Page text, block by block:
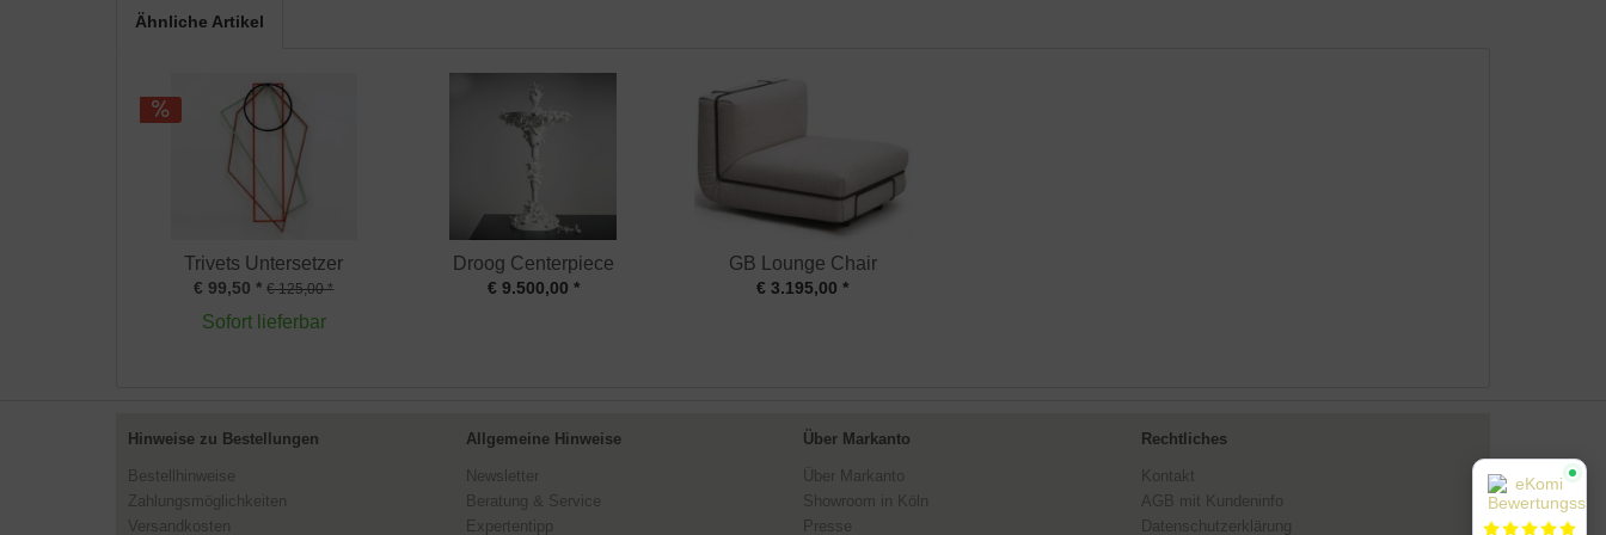
Ähnliche Artikel
Trivets Untersetzer
€ 99,50 * € 125,00 *
Sofort lieferbar
Droog Centerpiece
€ 9.500,00 *
GB Lounge Chair
€ 3.195,00 *
Hinweise zu Bestellungen
Bestellhinweise
Zahlungsmöglichkeiten
Versandkosten
Allgemeine Hinweise
Newsletter
Beratung & Service
Expertentipp
Über Markanto
Über Markanto
Showroom in Köln
Presse
Rechtliches
Kontakt
AGB mit Kundeninfo
Datenschutzerklärung